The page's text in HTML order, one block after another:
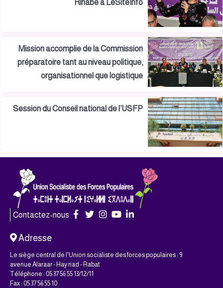
Rihabe à LeSiteInfo
Mission accomplie de la Commission
préparatoire tant au niveau politique,
organisationnel que logistique
Session du Conseil national de l’USFP
Contactez-nous
Adresse
Le siège central de l'Union socialiste des forces populaires : 9
avenue Alaraar - Hay riad - Rabat
Téléphone : 05 37 56 55 13/12/11
Fax : 05 37 56 55 10